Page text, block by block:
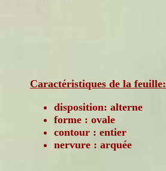
Caractéristiques de la feuille:
disposition: alterne
forme : ovale
contour : entier
nervure : arquée